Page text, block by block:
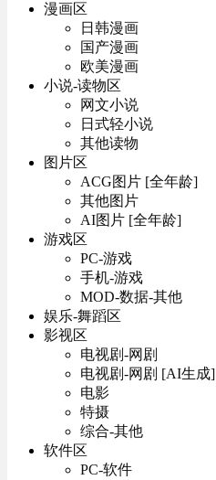
漫画区
日韩漫画
国产漫画
欧美漫画
小说-读物区
网文小说
日式轻小说
其他读物
图片区
ACG图片 [全年龄]
其他图片
AI图片 [全年龄]
游戏区
PC-游戏
手机-游戏
MOD-数据-其他
娱乐-舞蹈区
影视区
电视剧-网剧
电视剧-网剧 [AI生成]
电影
特摄
综合-其他
软件区
PC-软件